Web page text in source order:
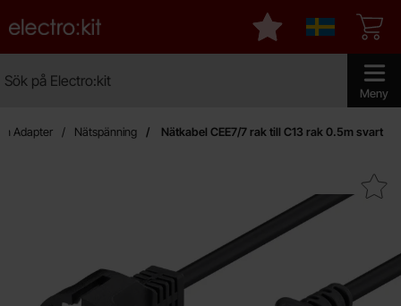
Meny
Startsidan för Electro:kit
Sverige
Mina favoriter
Adapter Nätspänning Nätkabel CEE7/7 rak till C13 rak 0.5m svart
Makera nätkabel CEE7/7 rak till